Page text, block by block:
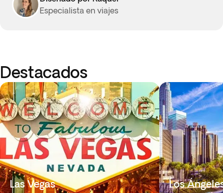
Especialista en viajes
Destacados
Las Vegas Los